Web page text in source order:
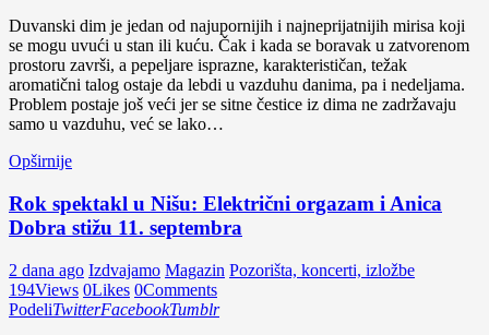
Duvanski dim je jedan od najupornijih i najneprijatnijih mirisa koji
se mogu uvući u stan ili kuću. Čak i kada se boravak u zatvorenom
prostoru završi, a pepeljare isprazne, karakterističan, težak
aromatični talog ostaje da lebdi u vazduhu danima, pa i nedeljama.
Problem postaje još veći jer se sitne čestice iz dima ne zadržavaju
samo u vazduhu, već se lako…
Opširnije
Rok spektakl u Nišu: Električni orgazam i Anica
Dobra stižu 11. septembra
2 dana ago Izdvajamo Magazin Pozorišta, koncerti, izložbe
194Views 0Likes 0Comments
PodeliTwitterFacebookTumblr